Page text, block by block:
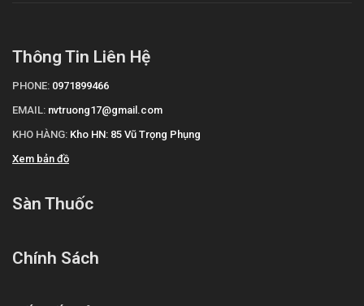
Thông Tin Liên Hệ
PHONE: 0971899466
EMAIL: nvtruong17@gmail.com
KHO HÀNG: Kho HN: 85 Vũ Trọng Phụng
Xem bản đồ
Sàn Thuốc
Chính Sách